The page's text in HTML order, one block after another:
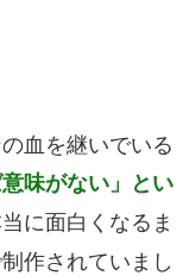
血を継いでいる
味がない」とい
に面白くなるま
作されていまし